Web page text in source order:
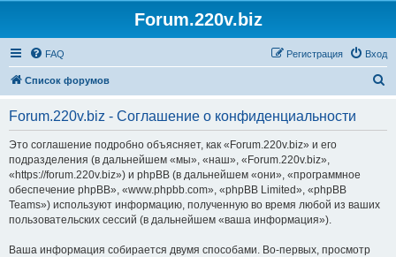
Forum.220v.biz
FAQ Вход
Регистрация
Список форумов
Forum.220v.biz - Соглашение о конфиденциальности
Это соглашение подробно объясняет, как «Forum.220v.biz» и его
подразделения (в дальнейшем «мы», «наш», «Forum.220v.biz»,
«https://forum.220v.biz») и phpBB (в дальнейшем «они», «программное
обеспечение phpBB», «www.phpbb.com», «phpBB Limited», «phpBB
Teams») используют информацию, полученную во время любой из ваших
пользовательских сессий (в дальнейшем «ваша информация»).
Ваша информация собирается двумя способами. Во-первых, просмотр